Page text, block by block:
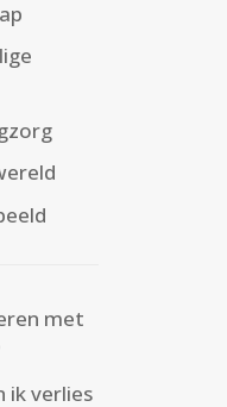
met
ik verlies